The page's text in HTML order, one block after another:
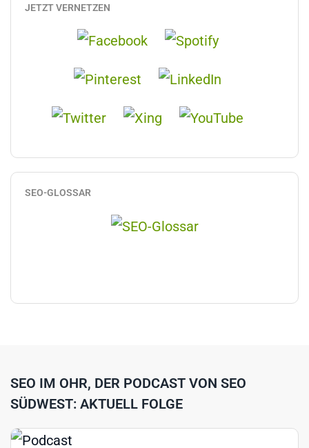
JETZT VERNETZEN
SEO-GLOSSAR
SEO IM OHR, DER PODCAST VON SEO
SÜDWEST: AKTUELL FOLGE